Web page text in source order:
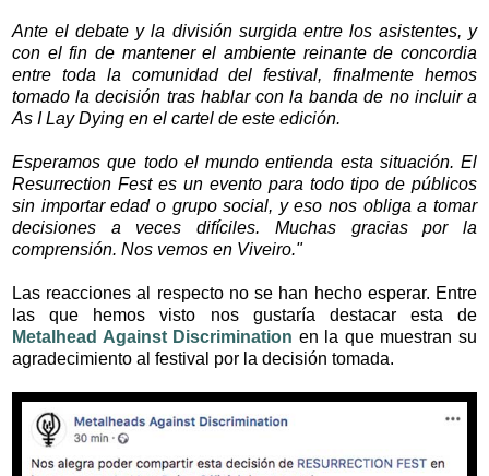
Ante el debate y la división surgida entre los asistentes, y
con el fin de mantener el ambiente reinante de concordia
entre toda la comunidad del festival, finalmente hemos
tomado la decisión tras hablar con la banda de no incluir a
As I Lay Dying en el cartel de este edición.
Esperamos que todo el mundo entienda esta situación. El
Resurrection Fest es un evento para todo tipo de públicos
sin importar edad o grupo social, y eso nos obliga a tomar
decisiones a veces difíciles. Muchas gracias por la
comprensión. Nos vemos en Viveiro."
Las reacciones al respecto no se han hecho esperar. Entre
las que hemos visto nos gustaría destacar esta de
Metalhead Against Discrimination en la que muestran su
agradecimiento al festival por la decisión tomada.